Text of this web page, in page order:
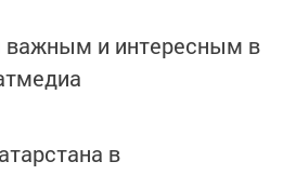
и интересным в
в